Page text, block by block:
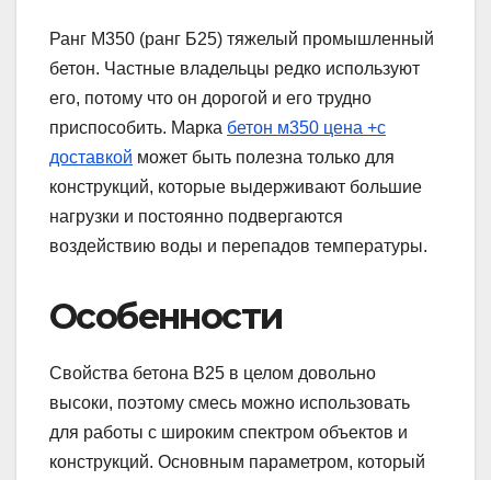
Ранг М350 (ранг Б25) тяжелый промышленный
бетон. Частные владельцы редко используют
его, потому что он дорогой и его трудно
приспособить. Марка бетон м350 цена +с
доставкой может быть полезна только для
конструкций, которые выдерживают большие
нагрузки и постоянно подвергаются
воздействию воды и перепадов температуры.
Особенности
Свойства бетона В25 в целом довольно
высоки, поэтому смесь можно использовать
для работы с широким спектром объектов и
конструкций. Основным параметром, который